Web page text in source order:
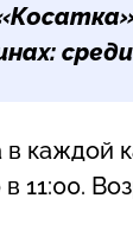
каждой